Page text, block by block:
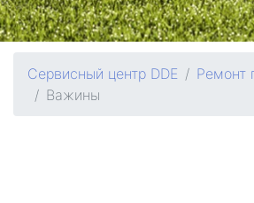
Сервисный центр DDE
Ремонт
Важины